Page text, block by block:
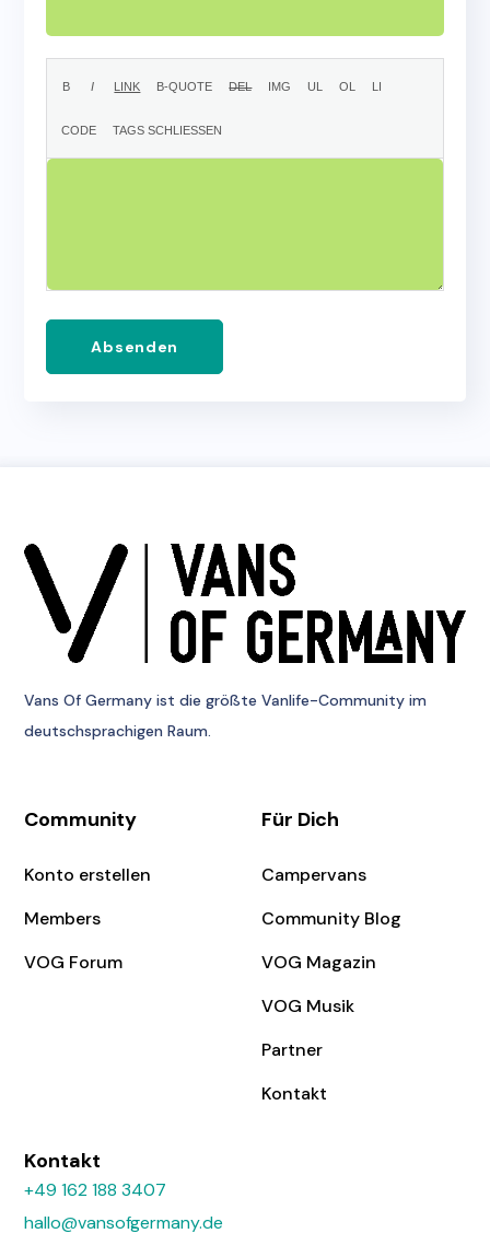
Absenden
Vans Of Germany ist die größte Vanlife-Community im
deutschsprachigen Raum.
Community
Konto erstellen
Members
VOG Forum
Für Dich
Campervans
Community Blog
VOG Magazin
VOG Musik
Partner
Kontakt
Kontakt
+49 162 188 3407
hallo@vansofgermany.de